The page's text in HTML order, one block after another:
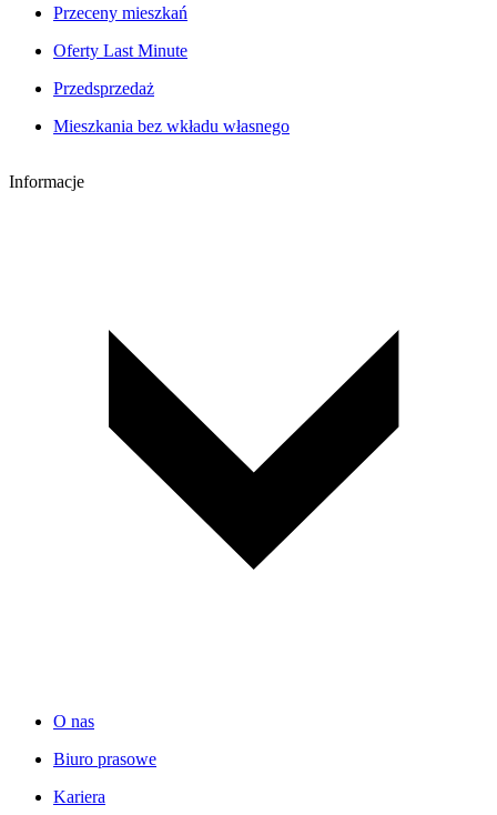
Przeceny mieszkań
Oferty Last Minute
Przedsprzedaż
Mieszkania bez wkładu własnego
Informacje
O nas
Biuro prasowe
Kariera